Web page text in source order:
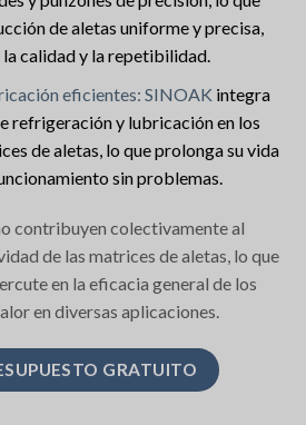
de aletas uniforme y precisa,
calidad y la repetibilidad.
eficientes: SINOAK integra
refrigeración y lubricación en los
de aletas, lo que prolonga su vida
sin problemas.
contribuyen colectivamente al
de las matrices de aletas, lo que
en la eficacia general de los
en diversas aplicaciones.
GRATUITO